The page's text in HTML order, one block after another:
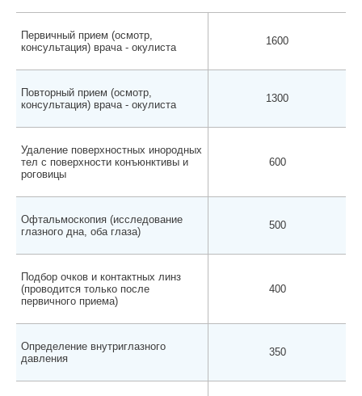
Первичный прием (осмотр,
консультация) врача - окулиста
1600
Повторный прием (осмотр,
консультация) врача - окулиста
1300
Удаление поверхностных инородных
тел с поверхности конъюнктивы и
роговицы
600
Офтальмоскопия (исследование
глазного дна, оба глаза)
500
Подбор очков и контактных линз
(проводится только после
первичного приема)
400
Определение внутриглазного
давления
350